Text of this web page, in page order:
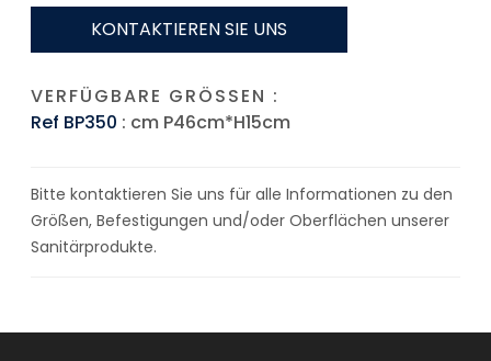
KONTAKTIEREN SIE UNS
VERFÜGBARE GRÖSSEN :
Ref BP350 : cm P46cm*H15cm
Bitte kontaktieren Sie uns für alle Informationen zu den
Größen, Befestigungen und/oder Oberflächen unserer
Sanitärprodukte.